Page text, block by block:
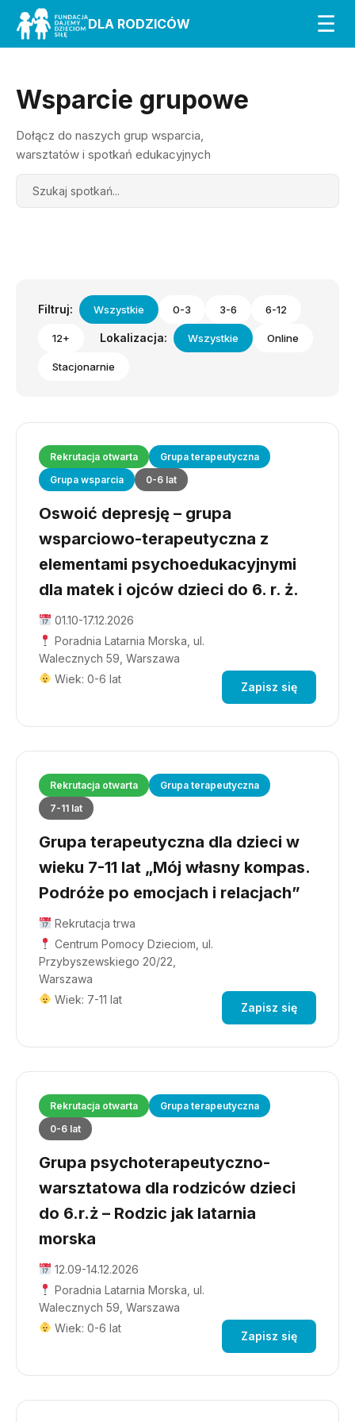
DLA RODZICÓW ☰
Wsparcie grupowe
Dołącz do naszych grup wsparcia,
warsztatów i spotkań edukacyjnych
Search
Filtruj: Wszystkie 0-3 3-6 6-12
12+ Lokalizacja: Wszystkie Online
Stacjonarnie
Rekrutacja otwarta
Grupa terapeutyczna
Grupa wsparcia
0-6 lat
Oswoić depresję – grupa
wsparciowo-terapeutyczna z
elementami psychoedukacyjnymi
dla matek i ojców dzieci do 6. r. ż.
01.10-17.12.2026
Poradnia Latarnia Morska, ul.
Walecznych 59, Warszawa
Wiek: 0-6 lat
Zapisz się
Rekrutacja otwarta
Grupa terapeutyczna
7-11 lat
Grupa terapeutyczna dla dzieci w
wieku 7-11 lat „Mój własny kompas.
Podróże po emocjach i relacjach”
Rekrutacja trwa
Centrum Pomocy Dzieciom, ul.
Przybyszewskiego 20/22,
Warszawa
Wiek: 7-11 lat
Zapisz się
Rekrutacja otwarta
Grupa terapeutyczna
0-6 lat
Grupa psychoterapeutyczno-
warsztatowa dla rodziców dzieci
do 6.r.ż – Rodzic jak latarnia
morska
12.09-14.12.2026
Poradnia Latarnia Morska, ul.
Walecznych 59, Warszawa
Wiek: 0-6 lat
Zapisz się